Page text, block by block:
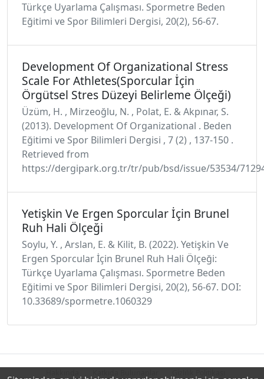
Türkçe Uyarlama Çalışması. Spormetre Beden
Eğitimi ve Spor Bilimleri Dergisi, 20(2), 56-67.
Development Of Organizational Stress
Scale For Athletes(Sporcular İçin
Örgütsel Stres Düzeyi Belirleme Ölçeği)
Üzüm, H. , Mirzeoğlu, N. , Polat, E. & Akpınar, S.
(2013). Development Of Organizational . Beden
Eğitimi ve Spor Bilimleri Dergisi , 7 (2) , 137-150 .
Retrieved from
https://dergipark.org.tr/tr/pub/bsd/issue/53534/
Yetişkin Ve Ergen Sporcular İçin Brunel
Ruh Hali Ölçeği
Soylu, Y. , Arslan, E. & Kilit, B. (2022). Yetişkin Ve
Ergen Sporcular İçin Brunel Ruh Hali Ölçeği:
Türkçe Uyarlama Çalışması. Spormetre Beden
Eğitimi ve Spor Bilimleri Dergisi, 20(2), 56-67. DOI:
10.33689/spormetre.1060329